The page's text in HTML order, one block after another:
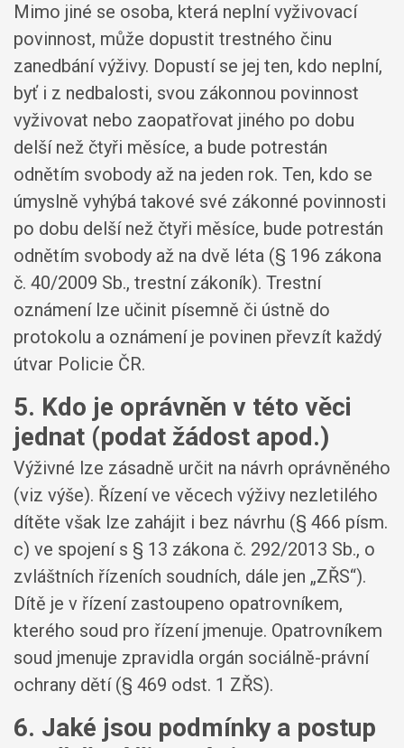
Mimo jiné se osoba, která neplní vyživovací
povinnost, může dopustit trestného činu
zanedbání výživy. Dopustí se jej ten, kdo neplní,
byť i z nedbalosti, svou zákonnou povinnost
vyživovat nebo zaopatřovat jiného po dobu
delší než čtyři měsíce, a bude potrestán
odnětím svobody až na jeden rok. Ten, kdo se
úmyslně vyhýbá takové své zákonné povinnosti
po dobu delší než čtyři měsíce, bude potrestán
odnětím svobody až na dvě léta (§ 196 zákona
č. 40/2009 Sb., trestní zákoník). Trestní
oznámení lze učinit písemně či ústně do
protokolu a oznámení je povinen převzít každý
útvar Policie ČR.
5. Kdo je oprávněn v této věci
jednat (podat žádost apod.)
Výživné lze zásadně určit na návrh oprávněného
(viz výše). Řízení ve věcech výživy nezletilého
dítěte však lze zahájit i bez návrhu (§ 466 písm.
c) ve spojení s § 13 zákona č. 292/2013 Sb., o
zvláštních řízeních soudních, dále jen „ZŘS“).
Dítě je v řízení zastoupeno opatrovníkem,
kterého soud pro řízení jmenuje. Opatrovníkem
soud jmenuje zpravidla orgán sociálně-právní
ochrany dětí (§ 469 odst. 1 ZŘS).
6. Jaké jsou podmínky a postup